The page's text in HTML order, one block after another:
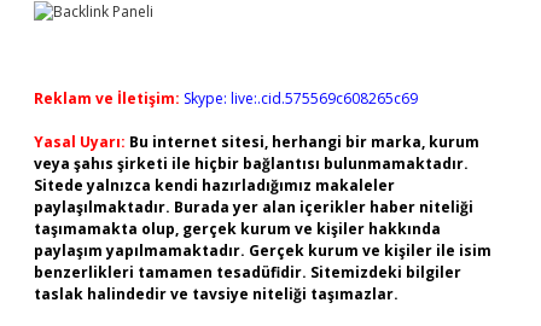
Reklam ve İletişim: Skype: live:.cid.575569c608265c69
Yasal Uyarı: Bu internet sitesi, herhangi bir marka, kurum
veya şahıs şirketi ile hiçbir bağlantısı bulunmamaktadır.
Sitede yalnızca kendi hazırladığımız makaleler
paylaşılmaktadır. Burada yer alan içerikler haber niteliği
taşımamakta olup, gerçek kurum ve kişiler hakkında
paylaşım yapılmamaktadır. Gerçek kurum ve kişiler ile isim
benzerlikleri tamamen tesadüfidir. Sitemizdeki bilgiler
taslak halindedir ve tavsiye niteliği taşımazlar.